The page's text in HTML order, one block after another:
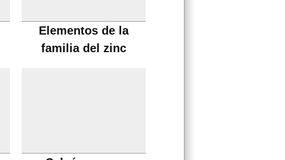
Elementos de la
familia del zinc